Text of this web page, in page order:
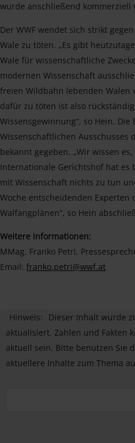
wurde anschließend kommerziell
Der WWF wendet sich strikt
Wale zu töten. „Es gibt
Wale für wissenschaftliche
modernen Wissenschaft
freien Wildbahn lebenden Walen
dafür zu töten ist also
Wissensgewinnung“, so Hein. Die
Wissenschaftlichen Ausschusses
bekannt gegeben. „Wir wissen
Internationale Gerichtshof hat es
mit Wissenschaft nichts zu tun
Woche entscheidenden Experten
Walfangplänen“, so Hein
Weitere Informationen:
MMag. Franko Petri,
Email: franko.petri@wwf.at
Hinweis:
Dieser Inhalt wurde
aktualisiert. Zahlen und Fakten
aktuell sein. Bitte benutzen Sie
aktuellere Inhalte zum Thema